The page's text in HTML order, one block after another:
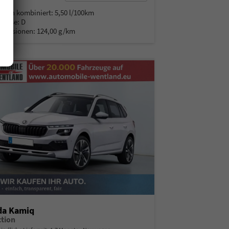
kombiniert:5,50 l/100km
D
124,00 g/km
Kamiq